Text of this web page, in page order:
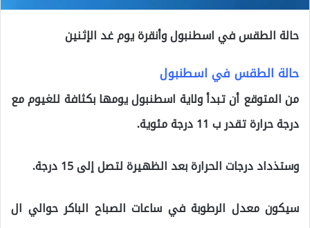
حالة الطقس في اسطنبول وأنقرة يوم غد الإثنين
حالة الطقس في اسطنبول
من المتوقع أن تبدأ ولاية اسطنبول يومها بكثافة للغيوم مع
درجة حرارة تقدر ب 11 درجة مئوية.
وستذداد درجات الحرارة بعد الظهيرة لتصل إلى 15 درجة.
سيكون معدل الرطوبة في ساعات الصباح الباكر حوالي ال